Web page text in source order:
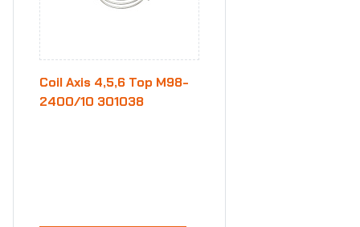
Coil Axis 4,5,6 Top M98-
2400/10 301038